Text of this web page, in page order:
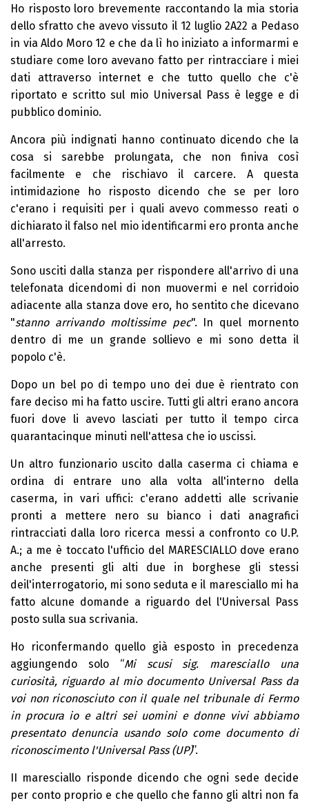
Ho risposto loro brevemente raccontando la mia storia
dello sfratto che avevo vissuto il 12 luglio 2A22 a Pedaso
in via Aldo Moro 12 e che da lì ho iniziato a informarmi e
studiare come loro avevano fatto per rintracciare i miei
dati attraverso internet e che tutto quello che c'è
riportato e scritto sul mio Universal Pass è legge e di
pubblico dominio.
Ancora più indignati hanno continuato dicendo che la
cosa si sarebbe prolungata, che non finiva così
facilmente e che rischiavo il carcere. A questa
intimidazione ho risposto dicendo che se per loro
c'erano i requisiti per i quali avevo commesso reati o
dichiarato il falso nel mio identificarmi ero pronta anche
all'arresto.
Sono usciti dalla stanza per rispondere all'arrivo di una
telefonata dicendomi di non muovermi e nel corridoio
adiacente alla stanza dove ero, ho sentito che dicevano
"stanno arrivando moltissime pec". In quel mornento
dentro di me un grande sollievo e mi sono detta il
popolo c'è.
Dopo un bel po di tempo uno dei due è rientrato con
fare deciso mi ha fatto uscire. Tutti gli altri erano ancora
fuori dove li avevo lasciati per tutto il tempo circa
quarantacinque minuti nell'attesa che io uscissi.
Un altro funzionario uscito dalla caserma ci chiama e
ordina di entrare uno alla volta all'interno della
caserma, in vari uffici: c'erano addetti alle scrivanie
pronti a mettere nero su bianco i dati anagrafici
rintracciati dalla loro ricerca messi a confronto co U.P.
A.; a me è toccato l'ufficio del MARESCIALLO dove erano
anche presenti gli alti due in borghese gli stessi
deil'interrogatorio, mi sono seduta e il maresciallo mi ha
fatto alcune domande a riguardo del l'Universal Pass
posto sulla sua scrivania.
Ho riconfermando quello già esposto in precedenza
aggiungendo solo “Mi scusi sig. maresciallo una
curiosità, riguardo al mio documento Universal Pass da
voi non riconosciuto con il quale nel tribunale di Fermo
in procura io e altri sei uomini e donne vivi abbiamo
presentato denuncia usando solo come documento di
riconoscimento l'Universal Pass (UP)”.
II maresciallo risponde dicendo che ogni sede decide
per conto proprio e che quello che fanno gli altri non fa